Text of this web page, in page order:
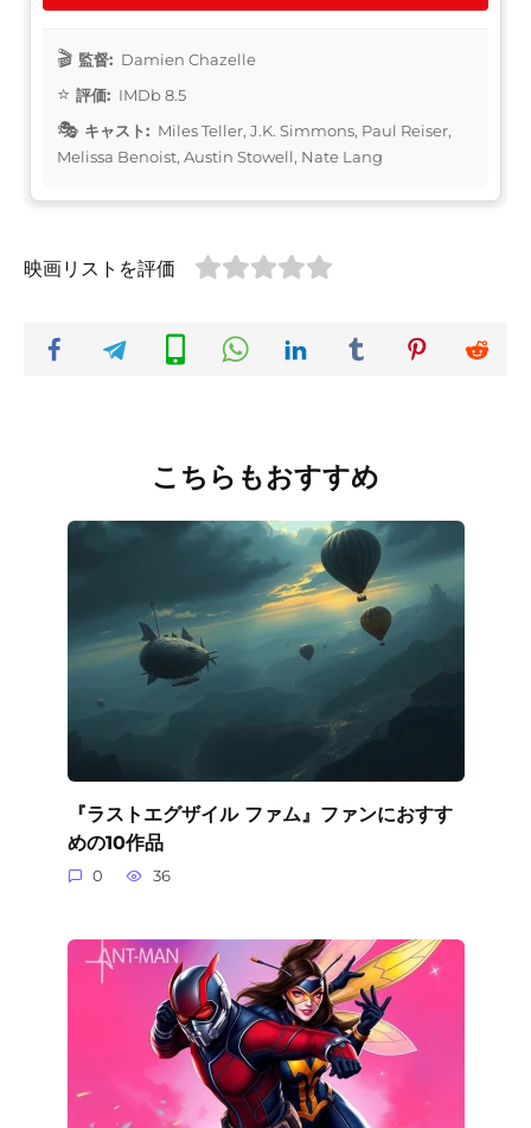
監督: Damien Chazelle
評価: IMDb 8.5
キャスト: Miles Teller, J.K. Simmons, Paul Reiser,
Melissa Benoist, Austin Stowell, Nate Lang
映画リストを評価
こちらもおすすめ
『ラストエグザイル ファム』ファンにおすす
めの10作品
0 36